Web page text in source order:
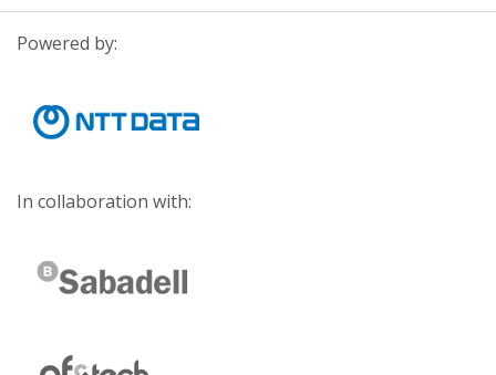
Powered by:
In collaboration with: